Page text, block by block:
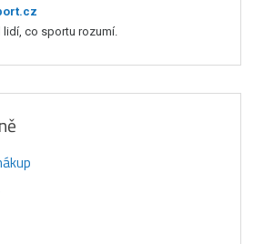
co sportu rozumí.